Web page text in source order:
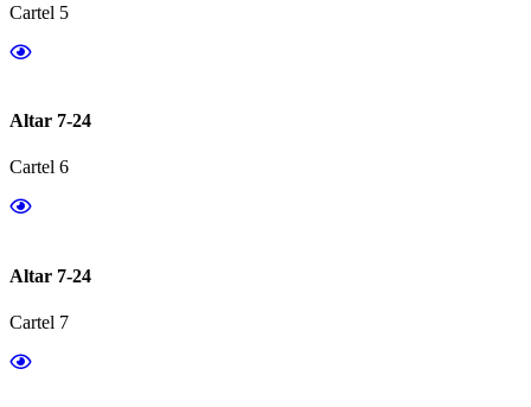
Cartel 5
Altar 7-24
Cartel 6
Altar 7-24
Cartel 7